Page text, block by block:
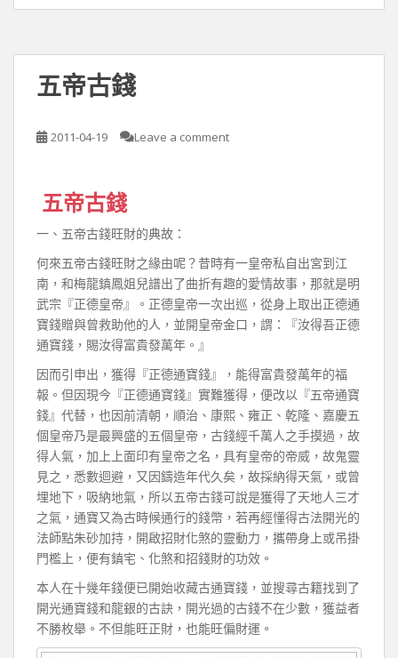
五帝古錢
2011-04-19 Leave a comment
五帝古錢
一、五帝古錢旺財的典故：
何來五帝古錢旺財之緣由呢？昔時有一皇帝私自出宮到江
南，和梅龍鎮鳳姐兒譜出了曲折有趣的愛情故事，那就是明
武宗『正德皇帝』。正德皇帝一次出巡，從身上取出正德通
寶錢贈與曾救助他的人，並開皇帝金口，謂：『汝得吾正德
通寶錢，賜汝得富貴發萬年。』
因而引申出，獲得『正德通寶錢』，能得富貴發萬年的福
報。但因現今『正德通寶錢』實難獲得，便改以『五帝通寶
錢』代替，也因前清朝，順治、康熙、雍正、乾隆、嘉慶五
個皇帝乃是最興盛的五個皇帝，古錢經千萬人之手摸過，故
得人氣，加上上面印有皇帝之名，具有皇帝的帝威，故鬼靈
見之，悉數迴避，又因鑄造年代久矣，故採納得天氣，或曾
埋地下，吸納地氣，所以五帝古錢可說是獲得了天地人三才
之氣，通寶又為古時候通行的錢幣，若再經懂得古法開光的
法師點朱砂加持，開啟招財化煞的靈動力，攜帶身上或吊掛
門檻上，便有鎮宅、化煞和招錢財的功效。
本人在十幾年錢便已開始收藏古通寶錢，並搜尋古籍找到了
開光通寶錢和龍銀的古訣，開光過的古錢不在少數，獲益者
不勝枚舉。不但能旺正財，也能旺偏財運。